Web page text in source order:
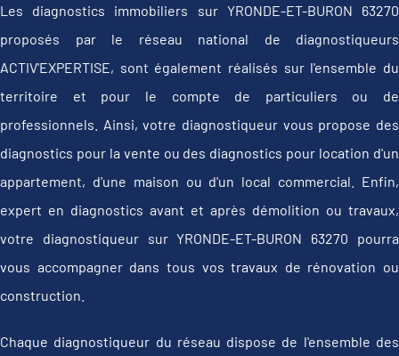
Les diagnostics immobiliers sur YRONDE-ET-BURON 63270
proposés par le réseau national de diagnostiqueurs
ACTIV'EXPERTISE, sont également réalisés sur l'ensemble du
territoire et pour le compte de particuliers ou de
professionnels. Ainsi, votre diagnostiqueur vous propose des
diagnostics pour la vente ou des diagnostics pour location d'un
appartement, d'une maison ou d'un local commercial. Enfin,
expert en diagnostics avant et après démolition ou travaux,
votre diagnostiqueur sur YRONDE-ET-BURON 63270 pourra
vous accompagner dans tous vos travaux de rénovation ou
construction.
Chaque diagnostiqueur du réseau dispose de l'ensemble des